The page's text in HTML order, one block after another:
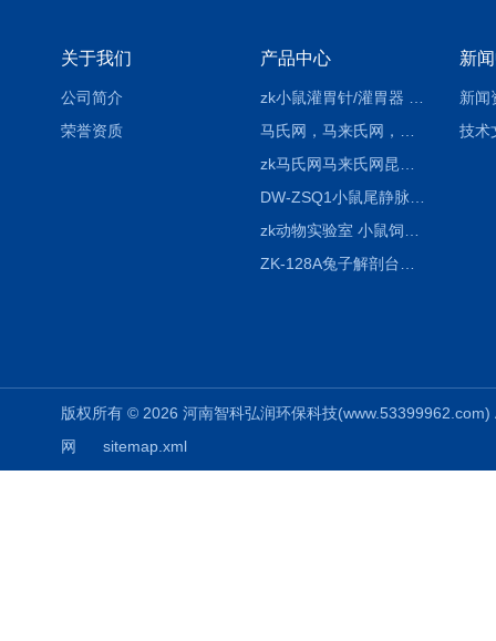
关于我们
公司简介
荣誉资质
产品中心 新
新闻
技术
版权所有 © 2026 河南智科弘润环保科技
网
sitemap.xml